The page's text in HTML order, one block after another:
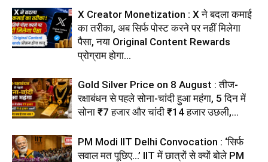
X Creator Monetization : X ने बदला कमाई
का तरीका, अब सिर्फ पोस्ट करने पर नहीं मिलेगा
पैसा, नया Original Content Rewards
प्रोग्राम होगा...
Gold Silver Price on 8 August : तीज-
रक्षाबंधन से पहले सोना-चांदी हुआ महंगा, 5 दिन में
सोना ₹7 हजार और चांदी ₹14 हजार उछली,...
PM Modi IIT Delhi Convocation : ‘सिर्फ
सवाल मत पूछिए…’ IIT में छात्रों से क्यों बोले PM